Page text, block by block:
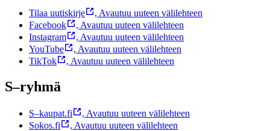
Tilaa uutiskirje , Avautuu uuteen välilehteen
Facebook
, Avautuu uuteen välilehteen
Instagram
, Avautuu uuteen välilehteen
YouTube
, Avautuu uuteen välilehteen
TikTok
, Avautuu uuteen välilehteen
S–ryhmä
S–kaupat.fi , Avautuu uuteen välilehteen
Sokos.fi
, Avautuu uuteen välilehteen